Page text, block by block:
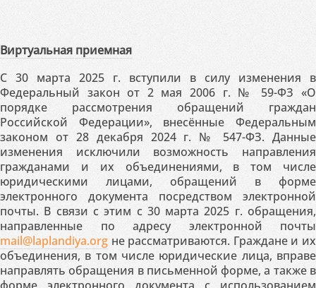
Виртуальная приемная
С 30 марта 2025 г. вступили в силу изменения в
Федеральный закон от 2 мая 2006 г. № 59-ФЗ «О
порядке рассмотрения обращений граждан
Российской Федерации», внесённые Федеральным
законом от 28 декабря 2024 г. № 547-ФЗ. Данные
изменения исключили возможность направления
гражданами и их объединениями, в том числе
юридическими лицами, обращений в форме
электронного документа посредством электронной
почты. В связи с этим с 30 марта 2025 г. обращения,
направленные по адресу электронной почты
mail@laplandiya.org не рассматриваются. Граждане и их
объединения, в том числе юридические лица, вправе
направлять обращения в письменной форме, а также в